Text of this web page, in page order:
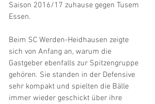
Saison 2016/17 zuhause gegen Tusem
Essen.
Beim SC Werden-Heidhausen zeigte
sich von Anfang an, warum die
Gastgeber ebenfalls zur Spitzengruppe
gehören. Sie standen in der Defensive
sehr kompakt und spielten die Bälle
immer wieder geschickt über ihre